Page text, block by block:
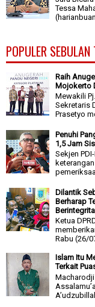
Tessa
POPULER
Raih
Mojokerto
Mewakili
Sekretaris
Prasetyo
Penuhi
1,5 Jam
Sekjen
Dilantik
Berharap
Ketua
Rabu (26/
Islam Itu
Terkait
Macharodji